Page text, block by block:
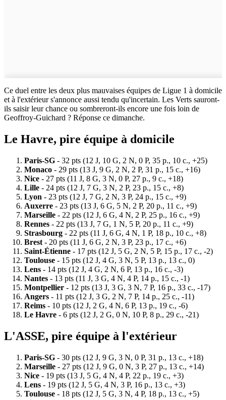
Ce duel entre les deux plus mauvaises équipes de Ligue 1 à domicile
et à l'extérieur s'annonce aussi tendu qu'incertain. Les Verts sauront-
ils saisir leur chance ou sombreront-ils encore une fois loin de
Geoffroy-Guichard ? Réponse ce dimanche.
Le Havre, pire équipe à domicile
Paris-SG - 32 pts (12 J, 10 G, 2 N, 0 P, 35 p., 10 c., +25)
Monaco - 29 pts (13 J, 9 G, 2 N, 2 P, 31 p., 15 c., +16)
Nice - 27 pts (11 J, 8 G, 3 N, 0 P, 27 p., 9 c., +18)
Lille - 24 pts (12 J, 7 G, 3 N, 2 P, 23 p., 15 c., +8)
Lyon - 23 pts (12 J, 7 G, 2 N, 3 P, 24 p., 15 c., +9)
Auxerre - 23 pts (13 J, 6 G, 5 N, 2 P, 20 p., 11 c., +9)
Marseille - 22 pts (12 J, 6 G, 4 N, 2 P, 25 p., 16 c., +9)
Rennes - 22 pts (13 J, 7 G, 1 N, 5 P, 20 p., 11 c., +9)
Strasbourg - 22 pts (11 J, 6 G, 4 N, 1 P, 18 p., 10 c., +8)
Brest - 20 pts (11 J, 6 G, 2 N, 3 P, 23 p., 17 c., +6)
Saint-Étienne - 17 pts (12 J, 5 G, 2 N, 5 P, 15 p., 17 c., -2)
Toulouse - 15 pts (12 J, 4 G, 3 N, 5 P, 13 p., 13 c., 0)
Lens - 14 pts (12 J, 4 G, 2 N, 6 P, 13 p., 16 c., -3)
Nantes - 13 pts (11 J, 3 G, 4 N, 4 P, 14 p., 15 c., -1)
Montpellier - 12 pts (13 J, 3 G, 3 N, 7 P, 16 p., 33 c., -17)
Angers - 11 pts (12 J, 3 G, 2 N, 7 P, 14 p., 25 c., -11)
Reims - 10 pts (12 J, 2 G, 4 N, 6 P, 13 p., 19 c., -6)
Le Havre - 6 pts (12 J, 2 G, 0 N, 10 P, 8 p., 29 c., -21)
L'ASSE, pire équipe à l'extérieur
Paris-SG - 30 pts (12 J, 9 G, 3 N, 0 P, 31 p., 13 c., +18)
Marseille - 27 pts (12 J, 9 G, 0 N, 3 P, 27 p., 13 c., +14)
Nice - 19 pts (13 J, 5 G, 4 N, 4 P, 22 p., 19 c., +3)
Lens - 19 pts (12 J, 5 G, 4 N, 3 P, 16 p., 13 c., +3)
Toulouse - 18 pts (12 J, 5 G, 3 N, 4 P, 18 p., 13 c., +5)